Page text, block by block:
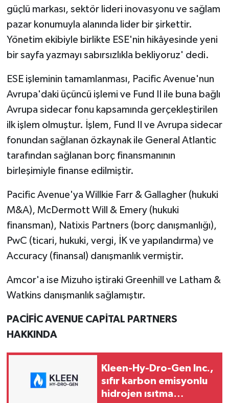
güçlü markası, sektör lideri inovasyonu ve sağlam
pazar konumuyla alanında lider bir şirkettir.
Yönetim ekibiyle birlikte ESE'nin hikâyesinde yeni
bir sayfa yazmayı sabırsızlıkla bekliyoruz' dedi.
ESE işleminin tamamlanması, Pacific Avenue'nun
Avrupa'daki üçüncü işlemi ve Fund II ile buna bağlı
Avrupa sidecar fonu kapsamında gerçekleştirilen
ilk işlem olmuştur. İşlem, Fund II ve Avrupa sidecar
fonundan sağlanan özkaynak ile General Atlantic
tarafından sağlanan borç finansmanının
birleşimiyle finanse edilmiştir.
Pacific Avenue'ya Willkie Farr & Gallagher (hukuki
M&A), McDermott Will & Emery (hukuki
finansman), Natixis Partners (borç danışmanlığı),
PwC (ticari, hukuki, vergi, İK ve yapılandırma) ve
Accuracy (finansal) danışmanlık vermiştir.
Amcor'a ise Mizuho iştiraki Greenhill ve Latham &
Watkins danışmanlık sağlamıştır.
PACİFİC AVENUE CAPİTAL PARTNERS
HAKKINDA
Kleen-Hy-Dro-Gen Inc.,
sıfır karbon emisyonlu
hidrojen ısıtma